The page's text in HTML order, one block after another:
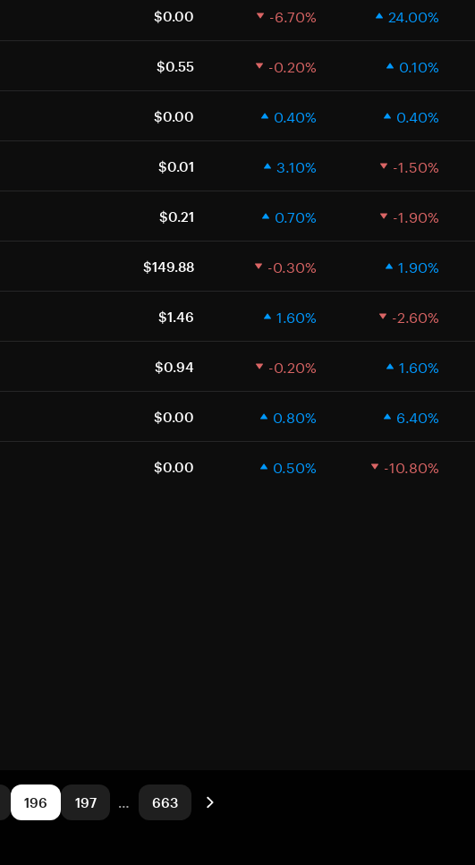
$0.00 -6.70% 24.00%
$0.55 -0.20% 0.10%
$0.00 0.40% 0.40%
$0.01 3.10% -1.50%
$0.21 0.70% -1.90%
$149.88 -0.30% 1.90%
$1.46 1.60% -2.60%
$0.94 -0.20% 1.60%
$0.00 0.80% 6.40%
$0.00 0.50% -10.80%
196 197 … 663